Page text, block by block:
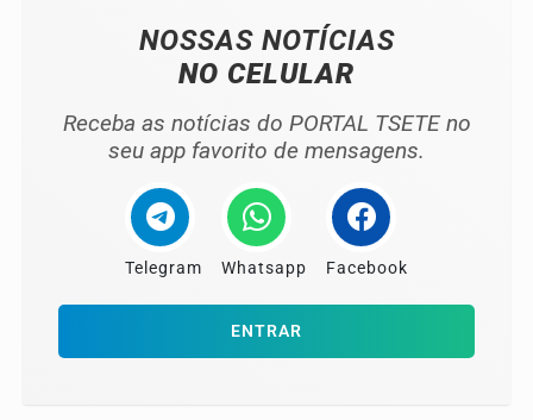
NOSSAS NOTÍCIAS
NO CELULAR
Receba as notícias do PORTAL TSETE no
seu app favorito de mensagens.
Telegram Whatsapp Facebook
ENTRAR